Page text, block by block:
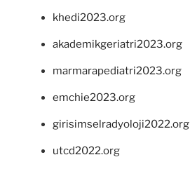
khedi2023.org
akademikgeriatri2023.org
marmarapediatri2023.org
emchie2023.org
girisimselradyoloji2022.org
utcd2022.org